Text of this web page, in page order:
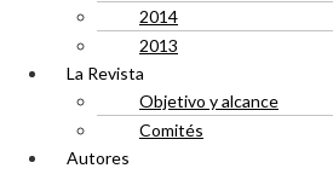
2014
2013
La Revista
Objetivo y alcance
Comités
Autores